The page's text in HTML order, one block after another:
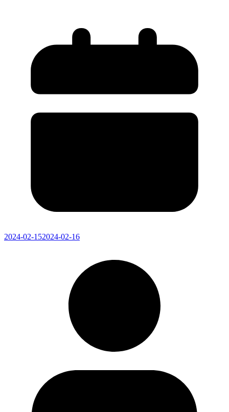
2024-02-152024-02-16